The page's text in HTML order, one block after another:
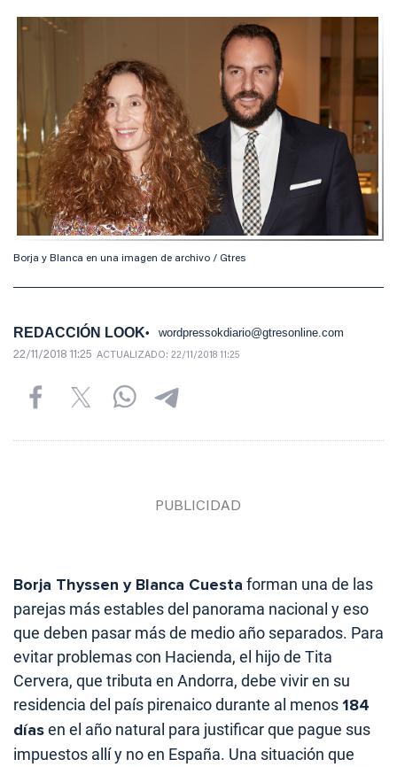
Borja y Blanca en una imagen de archivo / Gtres
REDACCIÓN LOOK wordpressokdiario@gtresonline.com
22/11/2018 11:25 ACTUALIZADO: 22/11/2018 11:25
Borja Thyssen y Blanca Cuesta forman una de las
parejas más estables del panorama nacional y eso
que deben pasar más de medio año separados. Para
evitar problemas con Hacienda, el hijo de Tita
Cervera, que tributa en Andorra, debe vivir en su
residencia del país pirenaico durante al menos184
díasen el año natural para justificar que pague sus
impuestos allí y no en España. Una situación que